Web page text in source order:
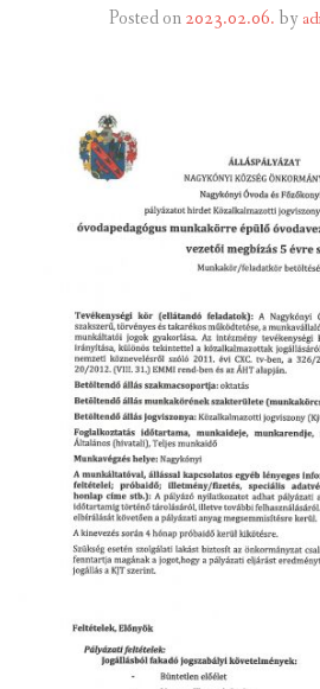
GALÉRIA
KAPCSOLAT
LETÖLTHETŐ NYOMTATVÁNYOK
VÁLASZTÁS 2026
TELEPÜLÉSIKÉPVISELŐI
ROMA NEMZETISÉGI
VAGYONNYILATKOZATA – 2026.
Posted on2023.02.06.by